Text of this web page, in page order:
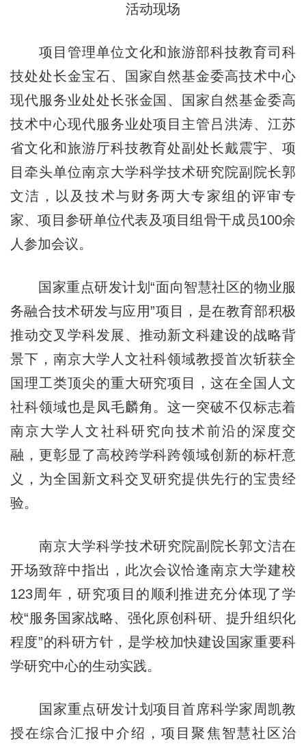
活动现场
项目管理单位文化和旅游部科技教育司科
技处处长金宝石、国家自然基金委高技术中心
现代服务业处处长张金国、国家自然基金委高
技术中心现代服务业处项目主管吕洪涛、江苏
省文化和旅游厅科技教育处副处长戴震宇、项
目牵头单位南京大学科学技术研究院副院长郭
文洁，以及技术与财务两大专家组的评审专
家、项目参研单位代表及项目组骨干成员100余
人参加会议。
国家重点研发计划“面向智慧社区的物业服
务融合技术研发与应用”项目，是在教育部积极
推动交叉学科发展、推动新文科建设的战略背
景下，南京大学人文社科领域教授首次斩获全
国理工类顶尖的重大研究项目，这在全国人文
社科领域也是凤毛麟角。这一突破不仅标志着
南京大学人文社科研究向技术前沿的深度交
融，更彰显了高校跨学科跨领域创新的标杆意
义，为全国新文科交叉研究提供先行的宝贵经
验。
南京大学科学技术研究院副院长郭文洁在
开场致辞中指出，此次会议恰逢南京大学建校
123周年，研究项目的顺利推进充分体现了学
校“服务国家战略、强化原创科研、提升组织化
程度”的科研方针，是学校加快建设国家重要科
学研究中心的生动实践。
国家重点研发计划项目首席科学家周凯教
授在综合汇报中介绍，项目聚焦智慧社区治